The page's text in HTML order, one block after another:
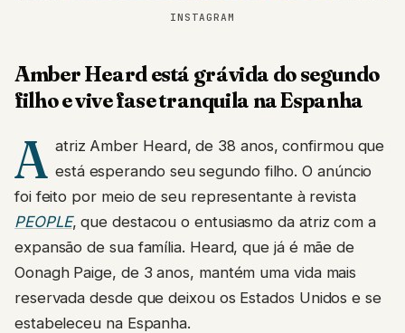
INSTAGRAM
Amber Heard está grávida do segundo
filho e vive fase tranquila na Espanha
A atriz Amber Heard, de 38 anos, confirmou que
está esperando seu segundo filho. O anúncio
foi feito por meio de seu representante à revista
PEOPLE, que destacou o entusiasmo da atriz com a
expansão de sua família. Heard, que já é mãe de
Oonagh Paige, de 3 anos, mantém uma vida mais
reservada desde que deixou os Estados Unidos e se
estabeleceu na Espanha.